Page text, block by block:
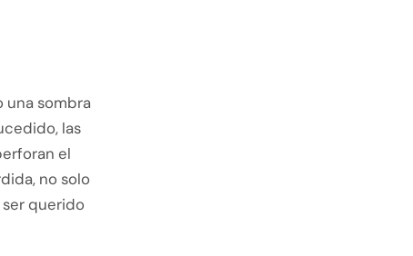
una sombra
las
el
no solo
querido